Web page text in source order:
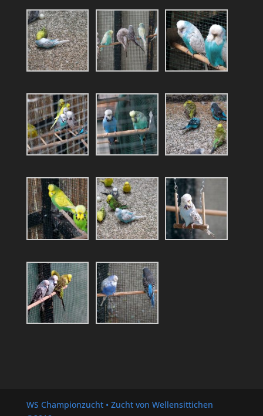
WS Championzucht • Zucht von Wellensittichen